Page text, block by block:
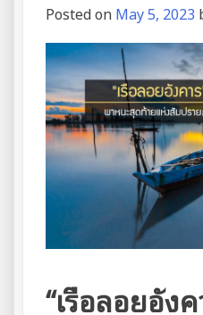
Posted onMay 5, 2023
“เรือลอยอัง